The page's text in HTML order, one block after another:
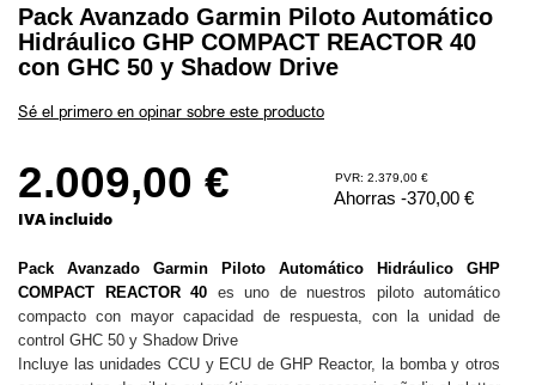
Pack Avanzado Garmin Piloto Automático
Hidráulico GHP COMPACT REACTOR 40
con GHC 50 y Shadow Drive
Sé el primero en opinar sobre este producto
2.009,00 € PVR: 2.379,00 €
Ahorras -370,00 €
IVA incluido
Pack Avanzado Garmin Piloto Automático Hidráulico GHP
COMPACT REACTOR 40 es uno de nuestros piloto automático
compacto con mayor capacidad de respuesta, con la unidad de
control GHC 50 y Shadow Drive
Incluye las unidades CCU y ECU de GHP Reactor, la bomba y otros